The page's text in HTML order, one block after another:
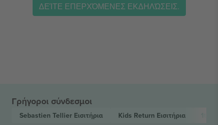
ΔΕΊΤΕ ΕΠΕΡΧΌΜΕΝΕΣ ΕΚΔΗΛΏΣΕΙΣ.
Γρήγοροι σύνδεσμοι
Sebastien Tellier Εισιτήρια Kids Return Εισιτήρια